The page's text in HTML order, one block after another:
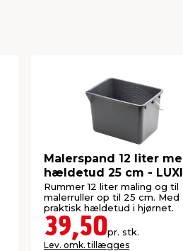
Malerspand 12 liter
hældetud 25 cm -
Rummer 12 liter maling og til
malerruller op til 25 cm. Med
praktisk hældetud i hjørnet.
39,50pr. stk.
Lev. omk. tillægges